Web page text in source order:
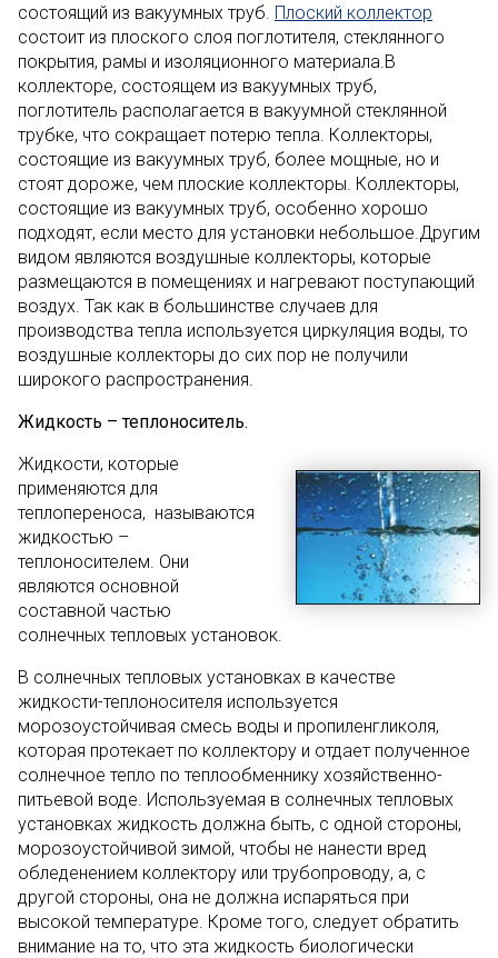
состоящий из вакуумных труб. Плоский коллектор
состоит из плоского слоя поглотителя, стеклянного
покрытия, рамы и изоляционного материала.В
коллекторе, состоящем из вакуумных труб,
поглотитель располагается в вакуумной стеклянной
трубке, что сокращает потерю тепла. Коллекторы,
состоящие из вакуумных труб, более мощные, но и
стоят дороже, чем плоские коллекторы. Коллекторы,
состоящие из вакуумных труб, особенно хорошо
подходят, если место для установки небольшое.Другим
видом являются воздушные коллекторы, которые
размещаются в помещениях и нагревают поступающий
воздух. Так как в большинстве случаев для
производства тепла используется циркуляция воды, то
воздушные коллекторы до сих пор не получили
широкого распространения.
Жидкость – теплоноситель.
Жидкости, которые
применяются для
теплопереноса, называются
жидкостью –
теплоносителем. Они
являются основной
составной частью
солнечных тепловых установок.
В солнечных тепловых установках в качестве
жидкости-теплоносителя используется
морозоустойчивая смесь воды и пропиленгликоля,
которая протекает по коллектору и отдает полученное
солнечное тепло по теплообменнику хозяйственно-
питьевой воде. Используемая в солнечных тепловых
установках жидкость должна быть, с одной стороны,
морозоустойчивой зимой, чтобы не нанести вред
обледенением коллектору или трубопроводу, а, с
другой стороны, она не должна испаряться при
высокой температуре. Кроме того, следует обратить
внимание на то, что эта жидкость биологически